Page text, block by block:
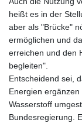
heißt es in der
aber als "Brücke"
ermöglichen und
erreichen und den
begleiten".
Entscheidend sei,
Energien
Wasserstoff
Bundesregierung.